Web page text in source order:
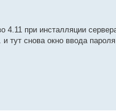
при инсталляции
тут снова окно ввода